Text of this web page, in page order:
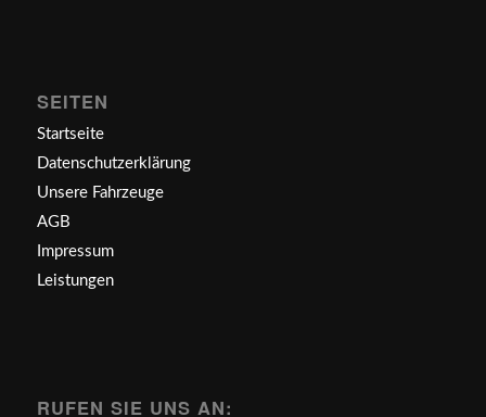
SEITEN
Startseite
Datenschutzerklärung
Unsere Fahrzeuge
AGB
Impressum
Leistungen
RUFEN SIE UNS AN: